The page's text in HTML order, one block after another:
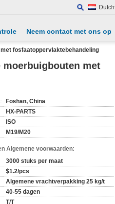
Dutch
Neem contact met ons op
fosfaatoppervlaktebehandeling
moerbuigbouten met
Foshan, China
HX-PARTS
ISO
M19/M20
Algemene voorwaarden:
3000 stuks per maat
$1.2/pcs
Algemene vrachtverpakking 25 kg/t
40-55 dagen
T/T